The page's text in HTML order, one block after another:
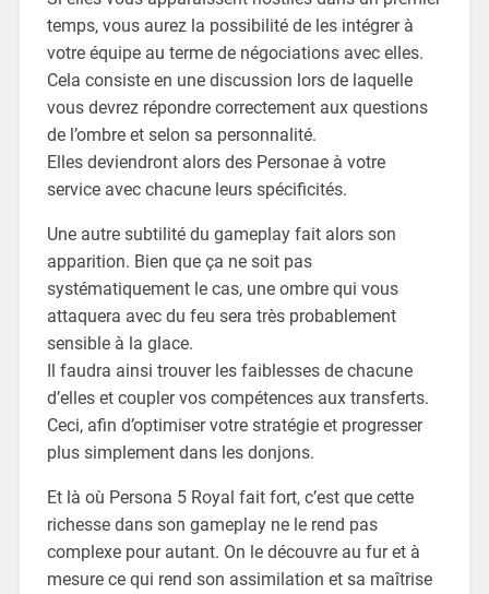
temps, vous aurez la possibilité de les intégrer à
votre équipe au terme de négociations avec elles.
Cela consiste en une discussion lors de laquelle
vous devrez répondre correctement aux questions
de l’ombre et selon sa personnalité.
Elles deviendront alors des Personae à votre
service avec chacune leurs spécificités.
Une autre subtilité du gameplay fait alors son
apparition. Bien que ça ne soit pas
systématiquement le cas, une ombre qui vous
attaquera avec du feu sera très probablement
sensible à la glace.
Il faudra ainsi trouver les faiblesses de chacune
d’elles et coupler vos compétences aux transferts.
Ceci, afin d’optimiser votre stratégie et progresser
plus simplement dans les donjons.
Et là où Persona 5 Royal fait fort, c’est que cette
richesse dans son gameplay ne le rend pas
complexe pour autant. On le découvre au fur et à
mesure ce qui rend son assimilation et sa maîtrise